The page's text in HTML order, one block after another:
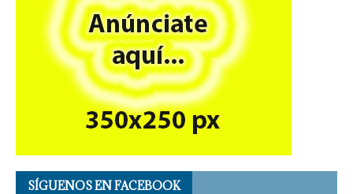
SÍGUENOS EN FACEBOOK